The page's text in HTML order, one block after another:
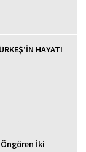
HAYATI
Öngören İki